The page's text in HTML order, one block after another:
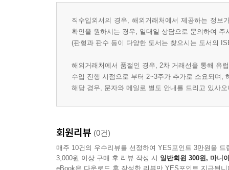
직수입외서의 경우, 해외거래처에서 제공하는 정
확인을 원하시는 경우, 일대일 상담으로 문의하여 주
(판형과 판수 등이 다양한 도서는 찾으시는 도서의
해외거래처에서 품절인 경우, 2차 거래선을 통해 유
수입 진행 시점으로 부터 2~3주가 추가로 소요되며,
해당 경우, 문자와 메일로 별도 안내를 드리고 있사
회원리뷰 (0건)
매주 10건의 우수리뷰를 선정하여 YES포인트 3만원을 드
3,000원 이상 구매 후 리뷰 작성 시 일반회원 300원, 마니
eBook은 다운로드 후 작성한 리뷰만 YES포인트 지급됩니